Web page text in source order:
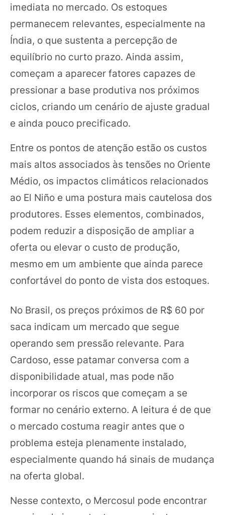
imediata no mercado. Os estoques
permanecem relevantes, especialmente na
Índia, o que sustenta a percepção de
equilíbrio no curto prazo. Ainda assim,
começam a aparecer fatores capazes de
pressionar a base produtiva nos próximos
ciclos, criando um cenário de ajuste gradual
e ainda pouco precificado.
Entre os pontos de atenção estão os custos
mais altos associados às tensões no Oriente
Médio, os impactos climáticos relacionados
ao El Niño e uma postura mais cautelosa dos
produtores. Esses elementos, combinados,
podem reduzir a disposição de ampliar a
oferta ou elevar o custo de produção,
mesmo em um ambiente que ainda parece
confortável do ponto de vista dos estoques.
No Brasil, os preços próximos de R$ 60 por
saca indicam um mercado que segue
operando sem pressão relevante. Para
Cardoso, esse patamar conversa com a
disponibilidade atual, mas pode não
incorporar os riscos que começam a se
formar no cenário externo. A leitura é de que
o mercado costuma reagir antes que o
problema esteja plenamente instalado,
especialmente quando há sinais de mudança
na oferta global.
Nesse contexto, o Mercosul pode encontrar